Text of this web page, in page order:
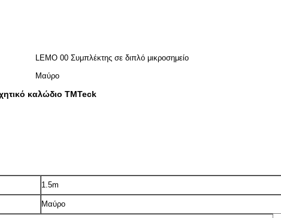
LEMO 00 Συμπλέκτης σε διπλό μικροσημείο
Μαύρο
καλώδιο TMTeck
1.5m
Μαύρο